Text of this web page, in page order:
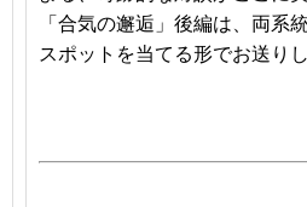
「合気の邂逅」後編は、両系
スポットを当てる形でお送り